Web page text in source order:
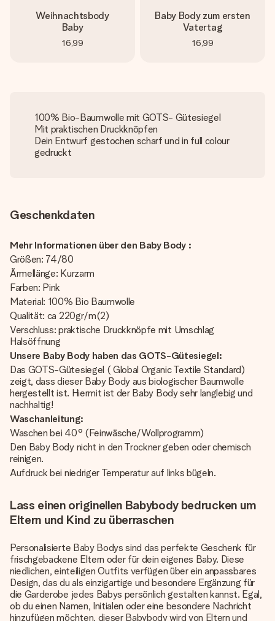
Weihnachtsbody
Baby
16,99
Baby Body zum ersten
Vatertag
16,99
100% Bio-Baumwolle mit GOTS- Gütesiegel
Mit praktischen Druckknöpfen
Dein Entwurf gestochen scharf und in full colour
gedruckt
Geschenkdaten
Mehr Informationen über den Baby Body :
Größen: 74/80
Ärmellänge: Kurzarm
Farben: Pink
Material: 100% Bio Baumwolle
Qualität: ca 220gr/m(2)
Verschluss: praktische Druckknöpfe mit Umschlag
Halsöffnung
Unsere Baby Body haben das GOTS-Gütesiegel:
Das GOTS-Gütesiegel ( Global Organic Textile Standard)
zeigt, dass dieser Baby Body aus biologischer Baumwolle
hergestellt ist. Hiermit ist der Baby Body sehr langlebig und
nachhaltig!
Waschanleitung:
Waschen bei 40° (Feinwäsche/Wollprogramm)
Den Baby Body nicht in den Trockner geben oder chemisch
reinigen.
Aufdruck bei niedriger Temperatur auf links bügeln.
Lass einen originellen Babybody bedrucken um
Eltern und Kind zu überraschen
Personalisierte Baby Bodys sind das perfekte Geschenk für
frischgebackene Eltern oder für dein eigenes Baby. Diese
niedlichen, einteiligen Outfits verfügen über ein anpassbares
Design, das du als einzigartige und besondere Ergänzung für
die Garderobe jedes Babys persönlich gestalten kannst. Egal,
ob du einen Namen, Initialen oder eine besondere Nachricht
hinzufügen möchten, dieser Babybody wird von Eltern und